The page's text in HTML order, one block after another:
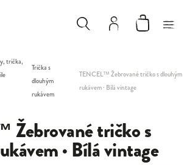
trička,
Trička s
dlouhým
rukávem
TENCEL™ Žebrované tričko s dlouhým
rukávem · Bílá vintage
tričko s
· Bílá vintage